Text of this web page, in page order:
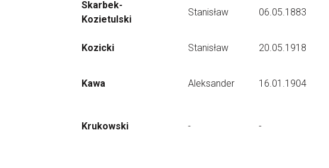
Skarbek-
Kozietulski
Stanisław 06.05.1883
Kozicki Stanisław 20.05.1918
Kawa Aleksander 16.01.1904
Krukowski - -